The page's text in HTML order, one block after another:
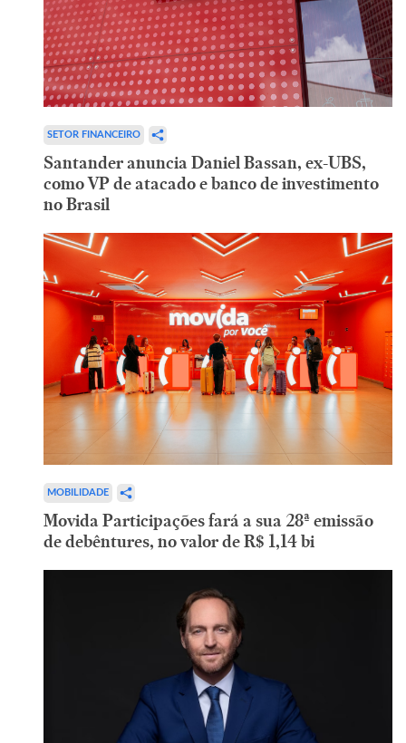
SETOR FINANCEIRO
Santander anuncia Daniel Bassan, ex-UBS,
como VP de atacado e banco de investimento
no Brasil
MOBILIDADE
Movida Participações fará a sua 28ª emissão
de debêntures, no valor de R$ 1,14 bi